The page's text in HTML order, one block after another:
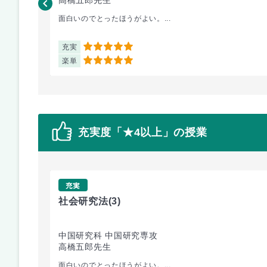
面白いのでとったほうがよい。...
充実 5
楽単 5
充実度「★4以上」の授業
充実
社会研究法(3)
中国研究科 中国研究専攻
高橋五郎先生
面白いのでとったほうがよい。...